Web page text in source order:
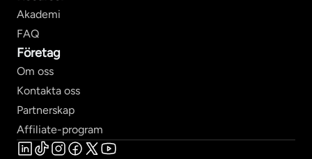
Akademi
FAQ
Företag
Om oss
Kontakta oss
Partnerskap
Affiliate-program